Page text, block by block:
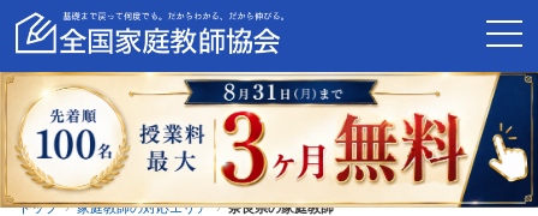
トップ 家庭教師の対応エリア 奈良県の家庭教師